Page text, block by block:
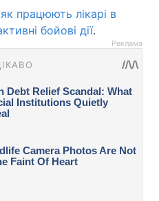
як працюють лікарі в
бойові дії.
Реклама